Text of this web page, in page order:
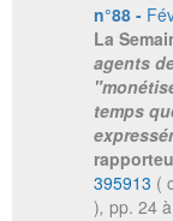
n°88 -
La
agents
temps
395913 (
), pp. 24